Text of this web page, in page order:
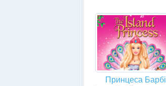
Принцеса Барбі